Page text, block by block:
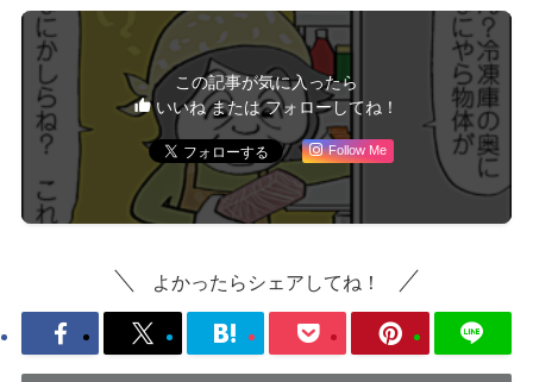
この記事が気に入ったら
いいね または フォローしてね！
Follow Me
よかったらシェアしてね！